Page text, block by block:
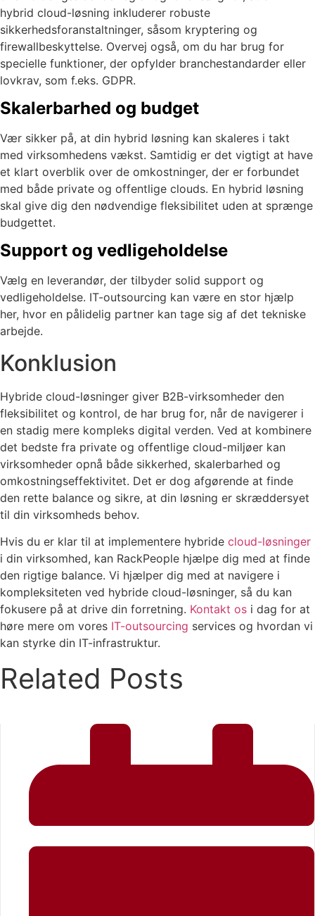
hybrid cloud-løsning inkluderer robuste
sikkerhedsforanstaltninger, såsom kryptering og
firewallbeskyttelse. Overvej også, om du har brug for
specielle funktioner, der opfylder branchestandarder eller
lovkrav, som f.eks. GDPR.
Skalerbarhed og budget
Vær sikker på, at din hybrid løsning kan skaleres i takt
med virksomhedens vækst. Samtidig er det vigtigt at have
et klart overblik over de omkostninger, der er forbundet
med både private og offentlige clouds. En hybrid løsning
skal give dig den nødvendige fleksibilitet uden at sprænge
budgettet.
Support og vedligeholdelse
Vælg en leverandør, der tilbyder solid support og
vedligeholdelse. IT-outsourcing kan være en stor hjælp
her, hvor en pålidelig partner kan tage sig af det tekniske
arbejde.
Konklusion
Hybride cloud-løsninger giver B2B-virksomheder den
fleksibilitet og kontrol, de har brug for, når de navigerer i
en stadig mere kompleks digital verden. Ved at kombinere
det bedste fra private og offentlige cloud-miljøer kan
virksomheder opnå både sikkerhed, skalerbarhed og
omkostningseffektivitet. Det er dog afgørende at finde
den rette balance og sikre, at din løsning er skræddersyet
til din virksomheds behov.
Hvis du er klar til at implementere hybride cloud-løsninger
i din virksomhed, kan RackPeople hjælpe dig med at finde
den rigtige balance. Vi hjælper dig med at navigere i
kompleksiteten ved hybride cloud-løsninger, så du kan
fokusere på at drive din forretning. Kontakt os i dag for at
høre mere om vores IT-outsourcing services og hvordan vi
kan styrke din IT-infrastruktur.
Related Posts